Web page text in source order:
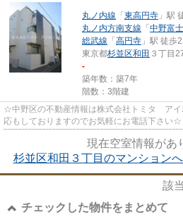
丸ノ内線 「 東高円寺 」駅
丸ノ内方南支線 「 中野富
総武線 「 高円寺 」駅 徒歩
東京都杉並区和田 ３丁目
-
築年数：築7年
階数：3階建
☆中野区の不動産情報は株式会社トミタ アイ
応もしておりますのでお気軽にお電話下さい☆
現在空室情報があ
杉並区和田３丁目のマンション
該
チェックした物件をまとめて